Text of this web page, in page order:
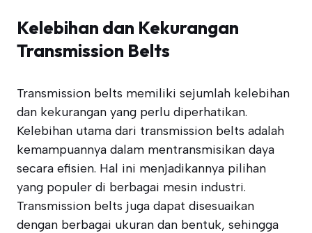
Kelebihan dan Kekurangan
Transmission Belts
Transmission belts memiliki sejumlah kelebihan
dan kekurangan yang perlu diperhatikan.
Kelebihan utama dari transmission belts adalah
kemampuannya dalam mentransmisikan daya
secara efisien. Hal ini menjadikannya pilihan
yang populer di berbagai mesin industri.
Transmission belts juga dapat disesuaikan
dengan berbagai ukuran dan bentuk, sehingga